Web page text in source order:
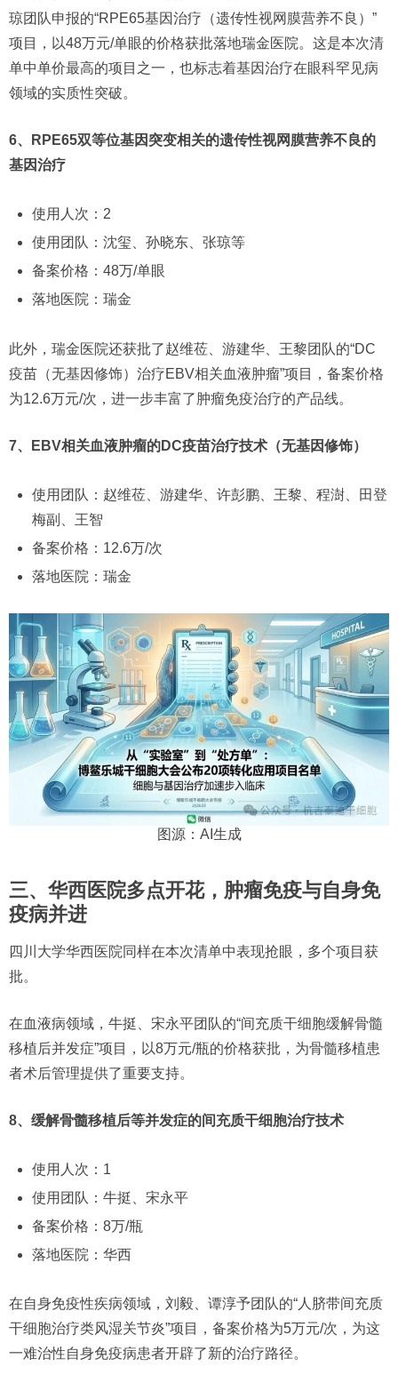
琼团队申报的“RPE65基因治疗（遗传性视网膜营养不良）”
项目，以48万元/单眼的价格获批落地瑞金医院。这是本次清
单中单价最高的项目之一，也标志着基因治疗在眼科罕见病
领域的实质性突破。
6、RPE65双等位基因突变相关的遗传性视网膜营养不良的
基因治疗
使用人次：2
使用团队：沈玺、孙晓东、张琼等
备案价格：48万/单眼
落地医院：瑞金
此外，瑞金医院还获批了赵维莅、游建华、王黎团队的“DC
疫苗（无基因修饰）治疗EBV相关血液肿瘤”项目，备案价格
为12.6万元/次，进一步丰富了肿瘤免疫治疗的产品线。
7、EBV相关血液肿瘤的DC疫苗治疗技术（无基因修饰）
使用团队：赵维莅、游建华、许彭鹏、王黎、程澍、田登
梅副、王智
备案价格：12.6万/次
落地医院：瑞金
图源：AI生成
三、华西医院多点开花，肿瘤免疫与自身免
疫病并进
四川大学华西医院同样在本次清单中表现抢眼，多个项目获
批。
在血液病领域，牛挺、宋永平团队的“间充质干细胞缓解骨髓
移植后并发症”项目，以8万元/瓶的价格获批，为骨髓移植患
者术后管理提供了重要支持。
8、缓解骨髓移植后等并发症的间充质干细胞治疗技术
使用人次：1
使用团队：牛挺、宋永平
备案价格：8万/瓶
落地医院：华西
在自身免疫性疾病领域，刘毅、谭淳予团队的“人脐带间充质
干细胞治疗类风湿关节炎”项目，备案价格为5万元/次，为这
一难治性自身免疫病患者开辟了新的治疗路径。